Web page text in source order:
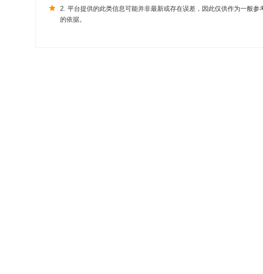
2. 平台提供的此类信息可能并非最新或存在误差，因此仅供作为一般
的依据。